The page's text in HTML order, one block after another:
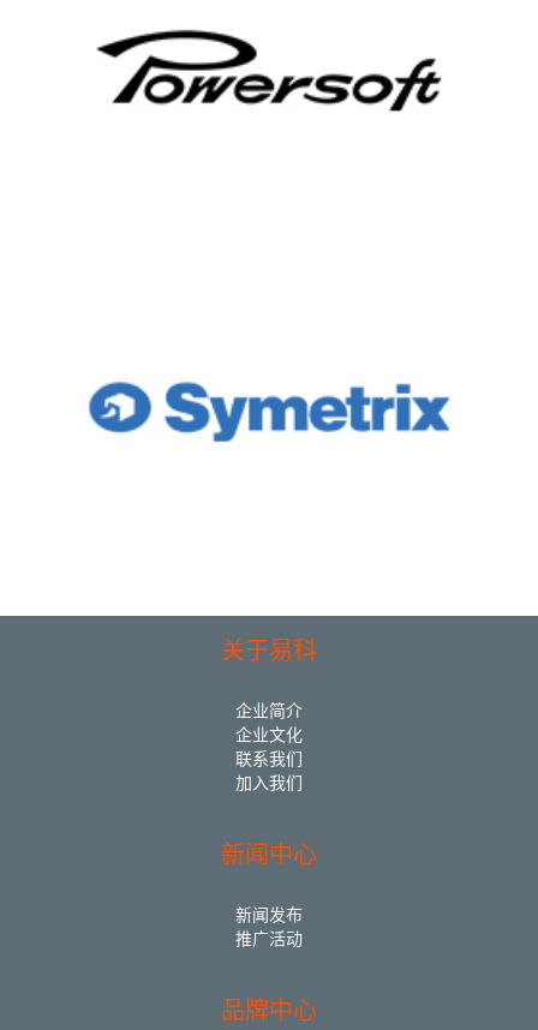
关于易科
企业简介
企业文化
联系我们
加入我们
新闻中心
新闻发布
推广活动
品牌中心